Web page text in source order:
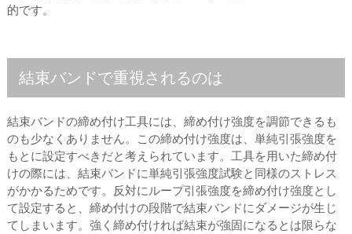
的です。
結束バンドで重視されるのは
結束バンドの締め付け工具には、締め付け強度を調節できるも
のも少なくありません。この締め付け強度は、単純引張強度を
もとに設定すべきだと考えられています。工具を用いた締め付
けの際には、結束バンドに単純引張強度試験と同様のストレス
がかかるためです。反対にループ引張強度を締め付け強度とし
て設定すると、締め付けの段階で結束バンドにダメージが生じ
てしまいます。強く締め付ければ結束が強固になるとは限らな